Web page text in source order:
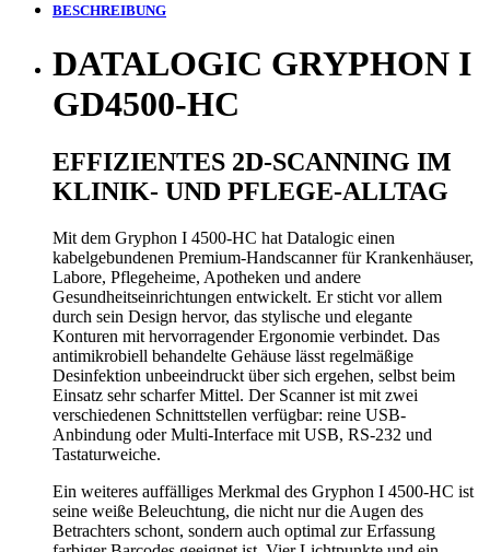
BESCHREIBUNG
DATALOGIC GRYPHON I
GD4500-HC
EFFIZIENTES 2D-SCANNING IM
KLINIK- UND PFLEGE-ALLTAG
Mit dem Gryphon I 4500-HC hat Datalogic einen
kabelgebundenen Premium-Handscanner für Krankenhäuser,
Labore, Pflegeheime, Apotheken und andere
Gesundheitseinrichtungen entwickelt. Er sticht vor allem
durch sein Design hervor, das stylische und elegante
Konturen mit hervorragender Ergonomie verbindet. Das
antimikrobiell behandelte Gehäuse lässt regelmäßige
Desinfektion unbeeindruckt über sich ergehen, selbst beim
Einsatz sehr scharfer Mittel. Der Scanner ist mit zwei
verschiedenen Schnittstellen verfügbar: reine USB-
Anbindung oder Multi-Interface mit USB, RS-232 und
Tastaturweiche.
Ein weiteres auffälliges Merkmal des Gryphon I 4500-HC ist
seine weiße Beleuchtung, die nicht nur die Augen des
Betrachters schont, sondern auch optimal zur Erfassung